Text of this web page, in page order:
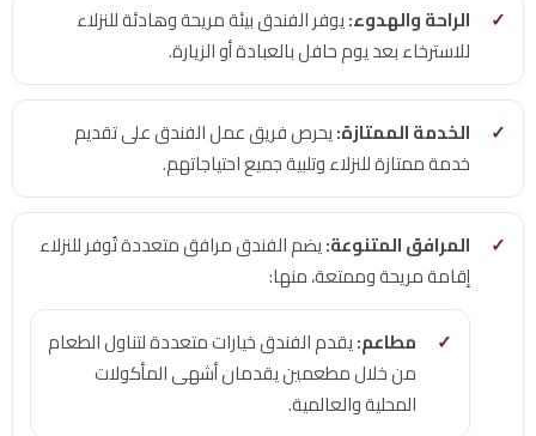
الراحة والهدوء:يوفر الفندق بيئة مريحة وهادئة للنزلاء
للاسترخاء بعد يوم حافل بالعبادة أو الزيارة.
الخدمة الممتازة:يحرص فريق عمل الفندق على تقديم
خدمة ممتازة للنزلاء وتلبية جميع احتياجاتهم.
المرافق المتنوعة:يضم الفندق مرافق متعددة تُوفر للنزلاء
إقامة مريحة وممتعة، منها:
مطاعم:يقدم الفندق خيارات متعددة لتناول الطعام
من خلال مطعمين يقدمان أشهى المأكولات
المحلية والعالمية.